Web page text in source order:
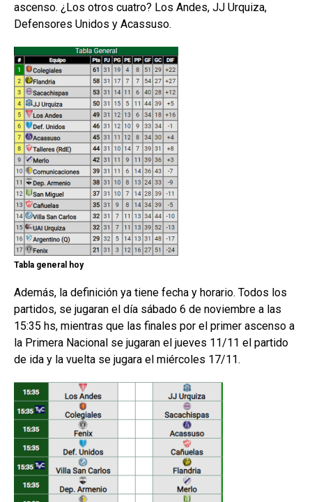
ascenso. ¿Los otros cuatro? Los Andes, JJ Urquiza,
Defensores Unidos y Acassuso.
Tabla general hoy
Además, la definición ya tiene fecha y horario. Todos los
partidos, se jugaran el día sábado 6 de noviembre a las
15:35 hs, mientras que las finales por el primer ascenso a
la Primera Nacional se jugaran el jueves 11/11 el partido
de ida y la vuelta se jugara el miércoles 17/11.